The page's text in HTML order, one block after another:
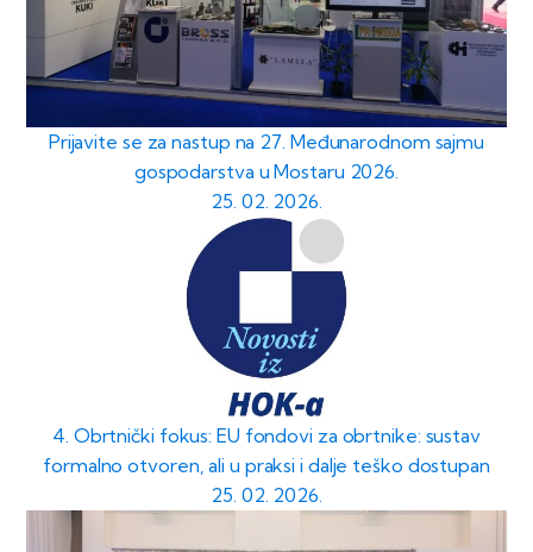
Prijavite se za nastup na 27. Međunarodnom sajmu
gospodarstva u Mostaru 2026.
25. 02. 2026.
4. Obrtnički fokus: EU fondovi za obrtnike: sustav
formalno otvoren, ali u praksi i dalje teško dostupan
25. 02. 2026.